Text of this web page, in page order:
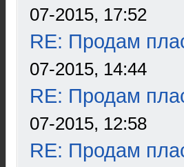
07-2015, 17:52
RE: Продам
07-2015, 14:44
RE: Продам
07-2015, 12:58
RE: Продам